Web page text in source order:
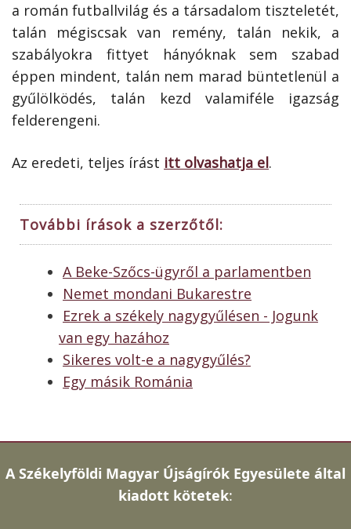
a román futballvilág és a társadalom tiszteletét,
talán mégiscsak van remény, talán nekik, a
szabályokra fittyet hányóknak sem szabad
éppen mindent, talán nem marad büntetlenül a
gyűlölködés, talán kezd valamiféle igazság
felderengeni.
Az eredeti, teljes írást itt olvashatja el.
További írások a szerzőtől:
A Beke-Szőcs-ügyről a parlamentben
Nemet mondani Bukarestre
Ezrek a székely nagygyűlésen - Jogunk
van egy hazához
Sikeres volt-e a nagygyűlés?
Egy másik Románia
A Székelyföldi Magyar Újságírók Egyesülete által
kiadott kötetek: